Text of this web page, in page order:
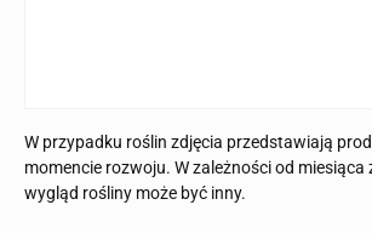
W przypadku roślin zdjęcia przedstawiają
momencie rozwoju. W zależności od miesiąca
wygląd rośliny może być inny.